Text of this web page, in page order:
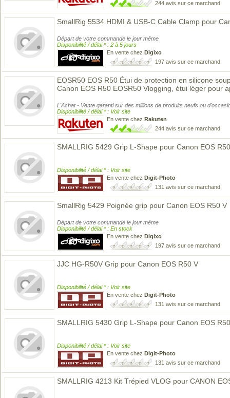
244 avis sur ce marchand
SmallRig 5534 HDMI & USB-C Cable Clamp pour
Départ de votre commande le jour même
Disponibilité / délai * : 2 à 5 jours
En vente chez Digixo
197 avis sur ce marchand
EOSR50 EOS R50 Étui de protection en silicone
Canon EOS R50 EOSR50 Vlogging, étui léger pour
L'Achat - Vente garanti sur des millions de produits neufs ou
Disponibilité / délai * : Voir site
En vente chez Rakuten
244 avis sur ce marchand
SMALLRIG 5429 Grip L-Shape pour Canon EOS
Disponibilité / délai * : Voir site
En vente chez Digit-Photo
131 avis sur ce marchand
SmallRig 5429 Poignée grip pour Canon EOS R50 V
Départ de votre commande le jour même
Disponibilité / délai * : En stock
En vente chez Digixo
197 avis sur ce marchand
JJC HG-R50V Grip pour Canon EOS R50 V
Disponibilité / délai * : Voir site
En vente chez Digit-Photo
131 avis sur ce marchand
SMALLRIG 5430 Grip L-Shape pour Canon EOS
Disponibilité / délai * : Voir site
En vente chez Digit-Photo
131 avis sur ce marchand
SMALLRIG 4213 Kit Trépied VLOG pour CANON